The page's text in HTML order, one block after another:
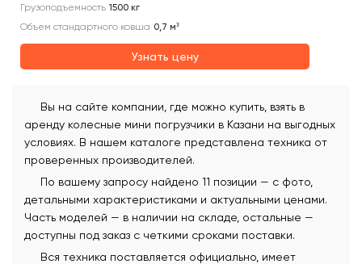
Грузоподъемность 1500 кг
Объем стандартного ковша 0,7 м³
Узнать цену
Вы на сайте компании, где можно купить, взять в
аренду колесные мини погрузчики в Казани на выгодных
условиях. В нашем каталоге представлена техника от
проверенных производителей.
По вашему запросу найдено 11 позиции — с фото,
детальными характеристиками и актуальными ценами.
Часть моделей — в наличии на складе, остальные —
доступны под заказ с четкими сроками поставки.
Вся техника поставляется официально, имеет